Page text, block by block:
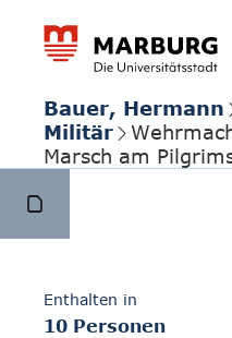
Bauer, Hermann
Militär
Marsch am
Enthalten in
10 Personen